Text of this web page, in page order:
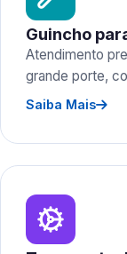
Guincho
Atendimento
grande porte,
Saiba Mais